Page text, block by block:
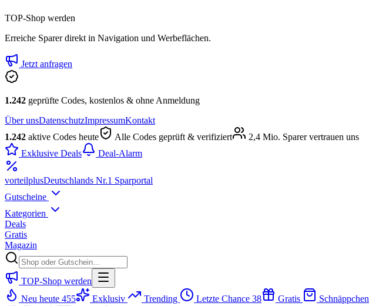
TOP-Shop werden
Erreiche Sparer direkt in Navigation und Werbeflächen.
Jetzt anfragen
1.242 geprüfte Codes, kostenlos & ohne Anmeldung
Über unsDatenschutzImpressumKontakt
1.242 aktive Codes heute Alle Codes geprüft & verifiziert
2,4 Mio. Sparer vertrauen uns
Exklusive Deals
Deal-Alarm
vorteilplusDeutschlands Nr.1 Sparportal
Gutscheine
Kategorien
Deals
Gratis
Magazin
TOP-Shop werden
Neu heute 455 Exklusiv Trending Letzte Chance 38 Gratis
Schnäppchen